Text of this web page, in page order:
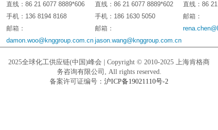
直线：86 21 6077 8889*606
手机：136 8194 8168
邮箱：
damon.woo@knggroup.com.cn
直线：86 21 6077 8889*602
手机：186 1630 5050
邮箱：
jason.wang@knggroup.com.cn
直线：86
邮箱：
2025全球化工供应链(中国)峰会 | Copyright © 2010-2025 上海肯格商
务咨询有限公司, All rights reserved.
备案许可证编号： 沪ICP备19021110号-2